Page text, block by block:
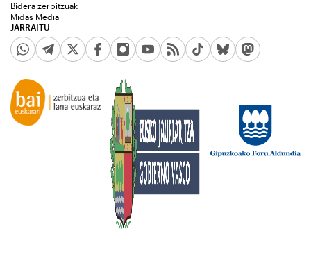
JARRAITU
Bidera zerbitzuak
Midas Media